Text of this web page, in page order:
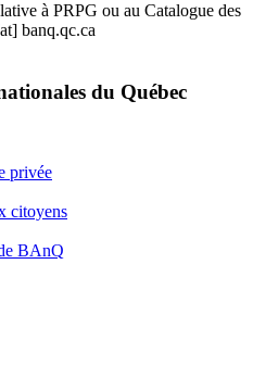
à PRPG ou au Catalogue des
banq.qc.ca
du Québec
privée
citoyens
BAnQ